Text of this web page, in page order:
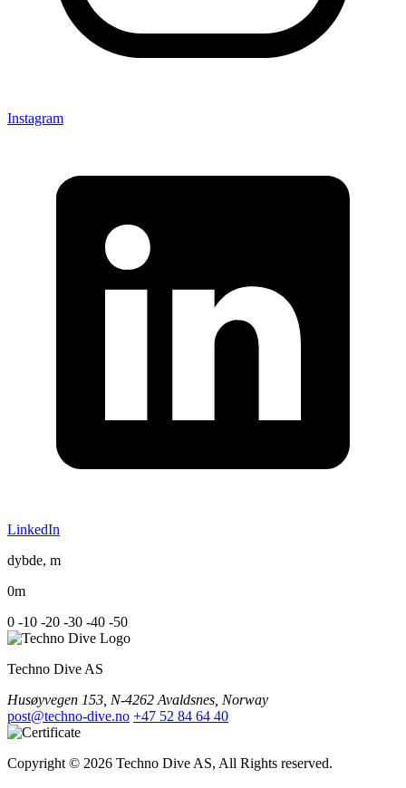
Instagram
LinkedIn
dybde, m
0m
0 -10 -20 -30 -40 -50
Techno Dive AS
Husøyvegen 153, N-4262 Avaldsnes, Norway
post@techno-dive.no +47 52 84 64 40
Copyright © 2026 Techno Dive AS, All Rights reserved.